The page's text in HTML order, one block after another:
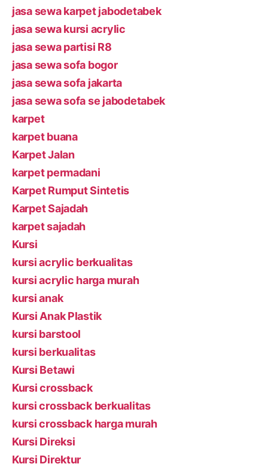
jasa sewa karpet jabodetabek
jasa sewa kursi acrylic
jasa sewa partisi R8
jasa sewa sofa bogor
jasa sewa sofa jakarta
jasa sewa sofa se jabodetabek
karpet
karpet buana
Karpet Jalan
karpet permadani
Karpet Rumput Sintetis
Karpet Sajadah
karpet sajadah
Kursi
kursi acrylic berkualitas
kursi acrylic harga murah
kursi anak
Kursi Anak Plastik
kursi barstool
kursi berkualitas
Kursi Betawi
Kursi crossback
kursi crossback berkualitas
kursi crossback harga murah
Kursi Direksi
Kursi Direktur